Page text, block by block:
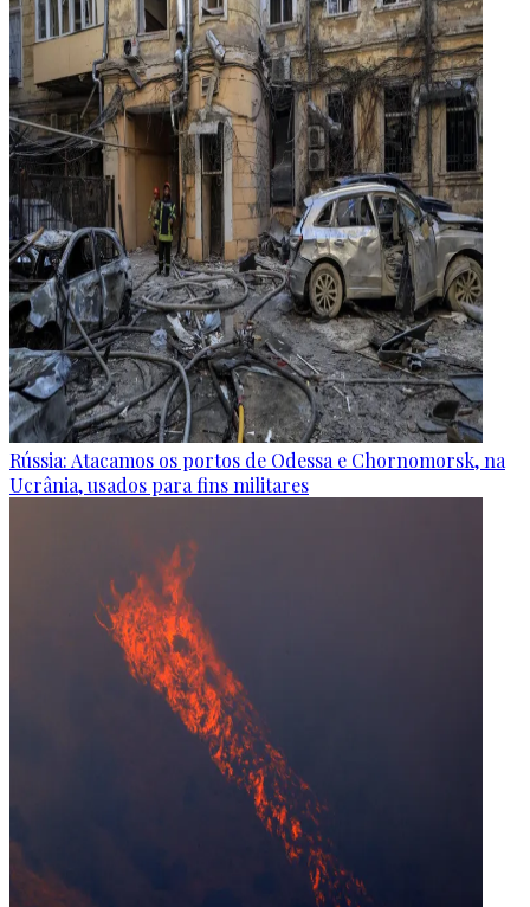
Rússia: Atacamos os portos de Odessa e Chornomorsk, na
Ucrânia, usados para fins militares